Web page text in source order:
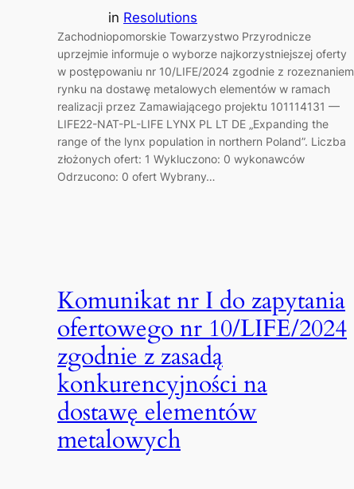
in Resolutions
Zachodniopomorskie Towarzystwo Przyrodnicze
uprzejmie informuje o wyborze najkorzystniejszej oferty
w postępowaniu nr 10/LIFE/2024 zgodnie z rozeznaniem
rynku na dostawę metalowych elementów w ramach
realizacji przez Zamawiającego projektu 101114131 —
LIFE22-NAT-PL-LIFE LYNX PL LT DE „Expanding the
range of the lynx population in northern Poland”. Liczba
złożonych ofert: 1 Wykluczono: 0 wykonawców
Odrzucono: 0 ofert Wybrany…
Komunikat nr I do zapytania
ofertowego nr 10/LIFE/2024
zgodnie z zasadą
konkurencyjności na
dostawę elementów
metalowych